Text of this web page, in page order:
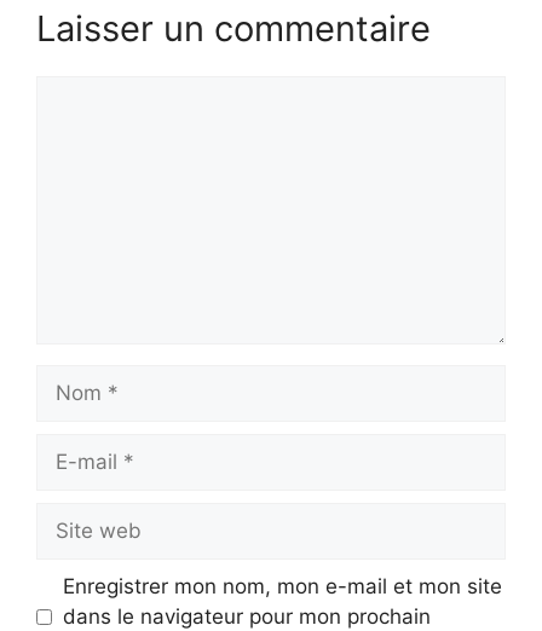
Laisser un commentaire
Nom
Site
web
Enregistrer mon nom, mon e-mail et mon site
dans le navigateur pour mon prochain